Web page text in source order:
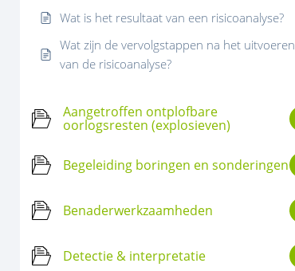
Wat is het resultaat van een risicoanalyse?
Wat zijn de vervolgstappen na het uitvoeren
van de risicoanalyse?
Aangetroffen ontplofbare
oorlogsresten (explosieven)
Begeleiding boringen en sonderingen
Benaderwerkzaamheden
Detectie & interpretatie